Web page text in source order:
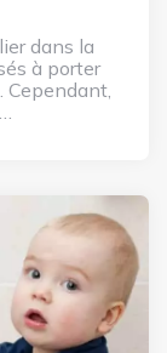
dans la
à porter
Cependant,